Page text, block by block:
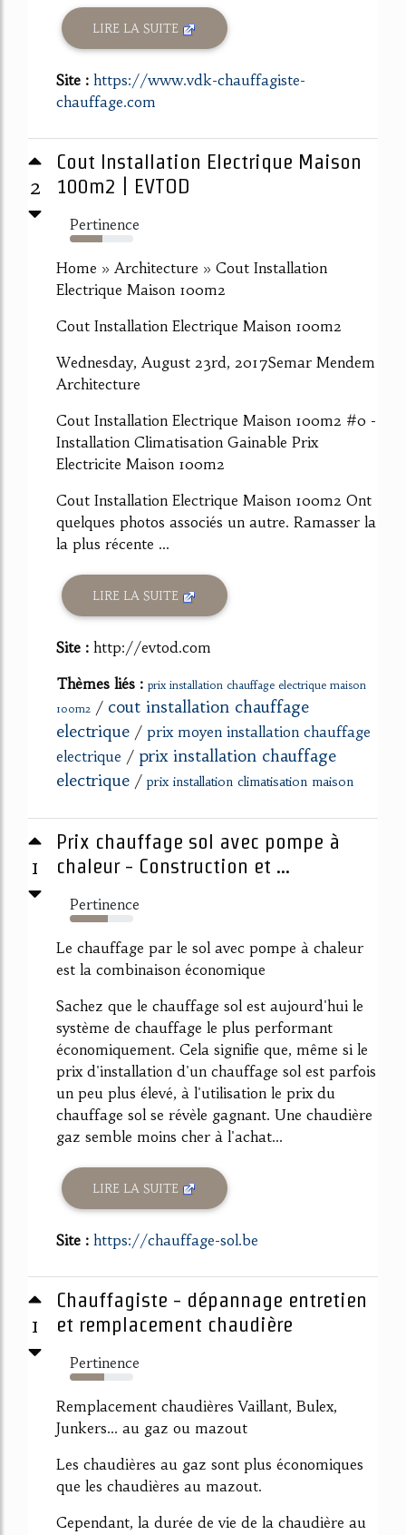
LIRE LA SUITE
Site : https://www.vdk-chauffagiste-
chauffage.com
2
Cout Installation Electrique Maison
100m2 | EVTOD
Pertinence
52%
Home » Architecture » Cout Installation
Electrique Maison 100m2
Cout Installation Electrique Maison 100m2
Wednesday, August 23rd, 2017Semar Mendem
Architecture
Cout Installation Electrique Maison 100m2 #0 -
Installation Climatisation Gainable Prix
Electricite Maison 100m2
Cout Installation Electrique Maison 100m2 Ont
quelques photos associés un autre. Ramasser la
la plus récente ...
LIRE LA SUITE
Site : http://evtod.com
Thèmes liés : prix installation chauffage electrique maison
100m2 / cout installation chauffage
electrique / prix moyen installation chauffage
electrique / prix installation chauffage
electrique / prix installation climatisation maison
1
Prix chauffage sol avec pompe à
chaleur - Construction et ...
Pertinence
60%
Le chauffage par le sol avec pompe à chaleur
est la combinaison économique
Sachez que le chauffage sol est aujourd'hui le
système de chauffage le plus performant
économiquement. Cela signifie que, même si le
prix d'installation d'un chauffage sol est parfois
un peu plus élevé, à l'utilisation le prix du
chauffage sol se révèle gagnant. Une chaudière
gaz semble moins cher à l'achat...
LIRE LA SUITE
Site : https://chauffage-sol.be
1
Chauffagiste - dépannage entretien
et remplacement chaudière
Pertinence
54%
Remplacement chaudières Vaillant, Bulex,
Junkers... au gaz ou mazout
Les chaudières au gaz sont plus économiques
que les chaudières au mazout.
Cependant, la durée de vie de la chaudière au